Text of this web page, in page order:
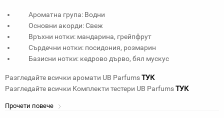
Ароматна група: Водни
Основни акорди: Свеж
Връхни нотки: мандарина, грейпфрут
Сърдечни нотки: посидония, розмарин
Базисни нотки: кедрово дърво, бял мускус
Разгледайте всички аромати UB ParfumsТУК
Разгледайте всички Комплекти тестери UB ParfumsТУК
Прочети повече